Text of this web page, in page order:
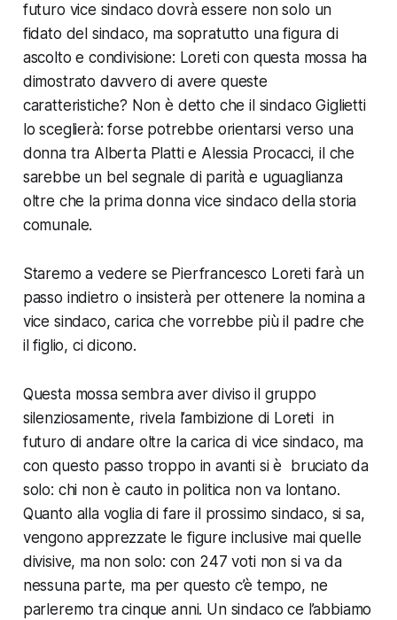
futuro vice sindaco dovrà essere non solo un
fidato del sindaco, ma sopratutto una figura di
ascolto e condivisione: Loreti con questa mossa ha
dimostrato davvero di avere queste
caratteristiche? Non è detto che il sindaco Giglietti
lo sceglierà: forse potrebbe orientarsi verso una
donna tra Alberta Platti e Alessia Procacci, il che
sarebbe un bel segnale di parità e uguaglianza
oltre che la prima donna vice sindaco della storia
comunale.
Staremo a vedere se Pierfrancesco Loreti farà un
passo indietro o insisterà per ottenere la nomina a
vice sindaco, carica che vorrebbe più il padre che
il figlio, ci dicono.
Questa mossa sembra aver diviso il gruppo
silenziosamente, rivela l’ambizione di Loreti in
futuro di andare oltre la carica di vice sindaco, ma
con questo passo troppo in avanti si è bruciato da
solo: chi non è cauto in politica non va lontano.
Quanto alla voglia di fare il prossimo sindaco, si sa,
vengono apprezzate le figure inclusive mai quelle
divisive, ma non solo: con 247 voti non si va da
nessuna parte, ma per questo c’è tempo, ne
parleremo tra cinque anni. Un sindaco ce l’abbiamo